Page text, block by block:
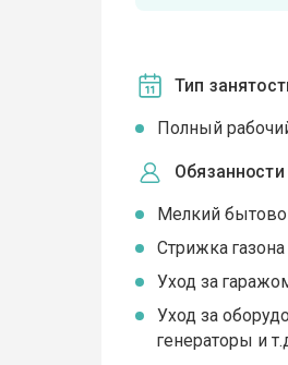
Тип
Полный
Обязанности
Мелкий
Стрижка газона
Уход за
Уход за
генераторы и